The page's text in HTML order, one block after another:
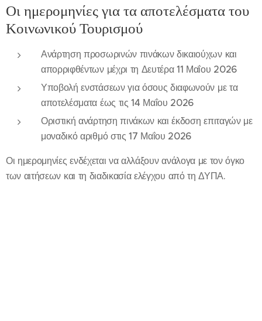
Οι ημερομηνίες για τα αποτελέσματα του
Κοινωνικού Τουρισμού
Ανάρτηση προσωρινών πινάκων δικαιούχων και
απορριφθέντων μέχρι τη Δευτέρα 11 Μαΐου 2026
Υποβολή ενστάσεων για όσους διαφωνούν με τα
αποτελέσματα έως τις 14 Μαΐου 2026
Οριστική ανάρτηση πινάκων και έκδοση επιταγών με
μοναδικό αριθμό στις 17 Μαΐου 2026
Οι ημερομηνίες ενδέχεται να αλλάξουν ανάλογα με τον όγκο
των αιτήσεων και τη διαδικασία ελέγχου από τη ΔΥΠΑ.